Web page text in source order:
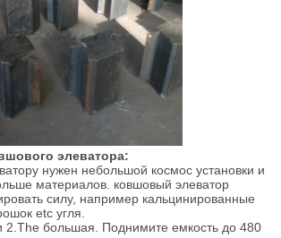
элеватора:
нужен небольшой космос установки и
материалов. ковшовый элеватор
силу, например кальцинированные
etc угля.
2.The большая. Поднимите емкость до 480